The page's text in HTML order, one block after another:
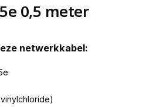
0,5 meter
netwerkkabel: